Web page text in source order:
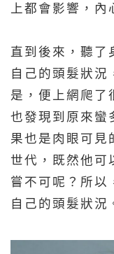
上都會影響，內
直到後來，聽了
自己的頭髮狀況
是，便上網爬了
也發現到原來蠻
果也是肉眼可見
世代，既然他可
嘗不可呢？所以
自己的頭髮狀況